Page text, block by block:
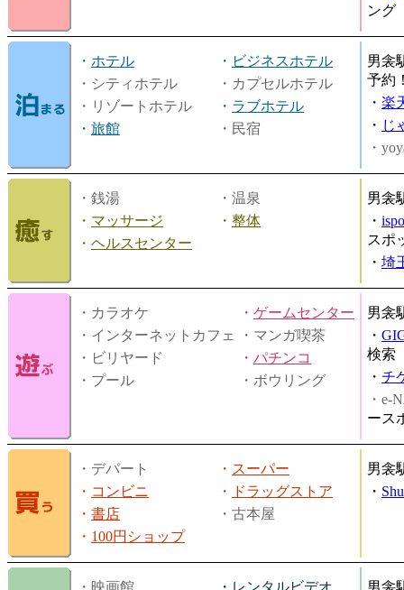
ング
・ ホテル ・ ビジネスホテル
・シティホテル
・カプセルホテル
・リゾートホテル
・ ラブホテル
・ 旅館 ・民宿
男衾
予約
・ 楽
・ じ
・
・銭湯
・温泉
・ マッサージ ・ 整体
・ ヘルスセンター
男衾
・
スポ
・ 埼
・カラオケ ・ ゲームセンター
・インターネットカフェ
・マンガ喫茶
・ビリヤード
・ パチンコ
・プール
・ボウリング
男衾
・
検索
・ チ
・e-
ース
・デパート ・ スーパー
・ コンビニ ・
ドラッグストア
・ 書店
・古本屋
・ 100円ショップ
男衾
・
・映画館 ・ レンタルビデオ
男衾